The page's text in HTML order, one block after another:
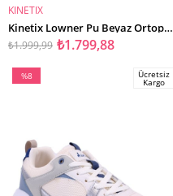
SEPETE EKLE
KINETIX
Kinetix Lowner Pu Beyaz Ortopedik Günlük Kadın Spor Ayakkabı
₺1.799,88
₺1.999,99
%8
Ücretsiz
Kargo